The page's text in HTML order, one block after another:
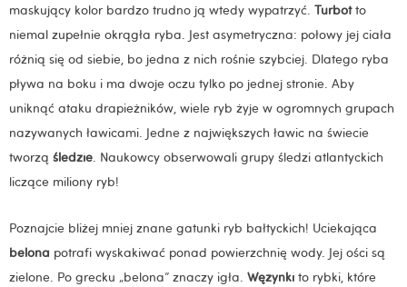
maskujący kolor bardzo trudno ją wtedy wypatrzyć. Turbotto
niemal zupełnie okrągła ryba. Jest asymetryczna: połowy jej ciała
różnią się od siebie, bo jedna z nich rośnie szybciej. Dlatego ryba
pływa na boku i ma dwoje oczu tylko po jednej stronie. Aby
uniknąć ataku drapieżników, wiele ryb żyje w ogromnych grupach
nazywanych ławicami. Jedne z największych ławic na świecie
tworzą śledzie . Naukowcy obserwowali grupy śledzi atlantyckich
liczące miliony ryb!
Poznajcie bliżej mniej znane gatunki ryb bałtyckich! Uciekająca
belona potrafi wyskakiwać ponad powierzchnię wody. Jej ości są
zielone. Po grecku „belona” znaczy igła. Wężynki to rybki, które